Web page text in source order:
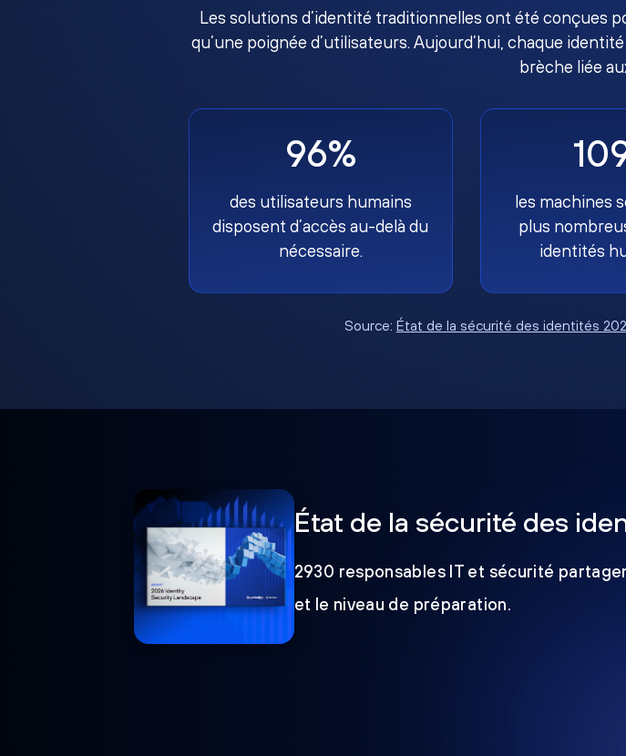
Les solutions d’identité traditionnelles ont été conçues
qu’une poignée d’utilisateurs. Aujourd’hui, chaque
brèche liée
96%
des utilisateurs humains
disposent d’accès au-delà du
nécessaire.
les machines
plus
identités
Source: État de la sécurité des identités
État de la sécurité des
2930 responsables IT et sécurité
et le niveau de préparation.